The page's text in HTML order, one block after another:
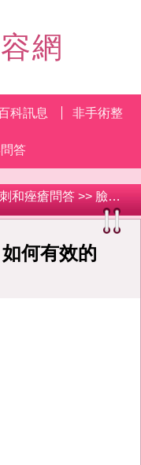
網
科訊息 非手術整
答
和痤瘡問答 >> 臉上長了很多痘痘，如何有效的去除？
何有效的